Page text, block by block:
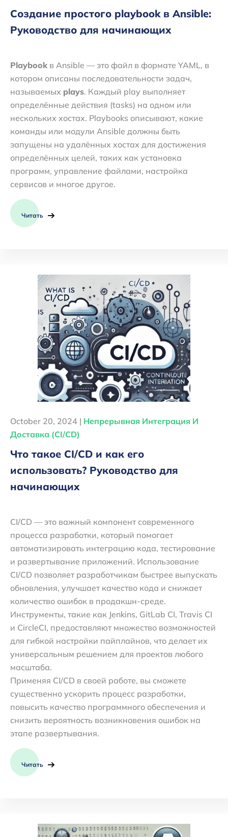
Создание простого playbook в Ansible:
Руководство для начинающих
Playbook в Ansible — это файл в формате YAML, в
котором описаны последовательности задач,
называемых plays. Каждый play выполняет
определённые действия (tasks) на одном или
нескольких хостах. Playbooks описывают, какие
команды или модули Ansible должны быть
запущены на удалённых хостах для достижения
определённых целей, таких как установка
программ, управление файлами, настройка
сервисов и многое другое.
Читать
October 20, 2024 | Непрерывная Интеграция И
Доставка (CI/CD)
Что такое CI/CD и как его
использовать? Руководство для
начинающих
CI/CD — это важный компонент современного
процесса разработки, который помогает
автоматизировать интеграцию кода, тестирование
и развертывание приложений. Использование
CI/CD позволяет разработчикам быстрее выпускать
обновления, улучшает качество кода и снижает
количество ошибок в продакшн-среде.
Инструменты, такие как Jenkins, GitLab CI, Travis CI
и CircleCI, предоставляют множество возможностей
для гибкой настройки пайплайнов, что делает их
универсальным решением для проектов любого
масштаба.
Применяя CI/CD в своей работе, вы сможете
существенно ускорить процесс разработки,
повысить качество программного обеспечения и
снизить вероятность возникновения ошибок на
этапе развертывания.
Читать